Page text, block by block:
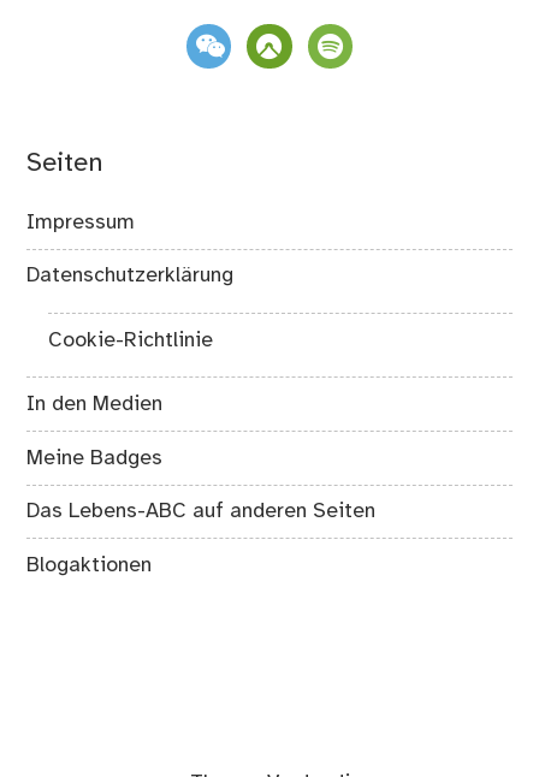
weixin komootspotify
Seiten
Impressum
Datenschutzerklärung
Cookie-Richtlinie
In den Medien
Meine Badges
Das Lebens-ABC auf anderen Seiten
Blogaktionen